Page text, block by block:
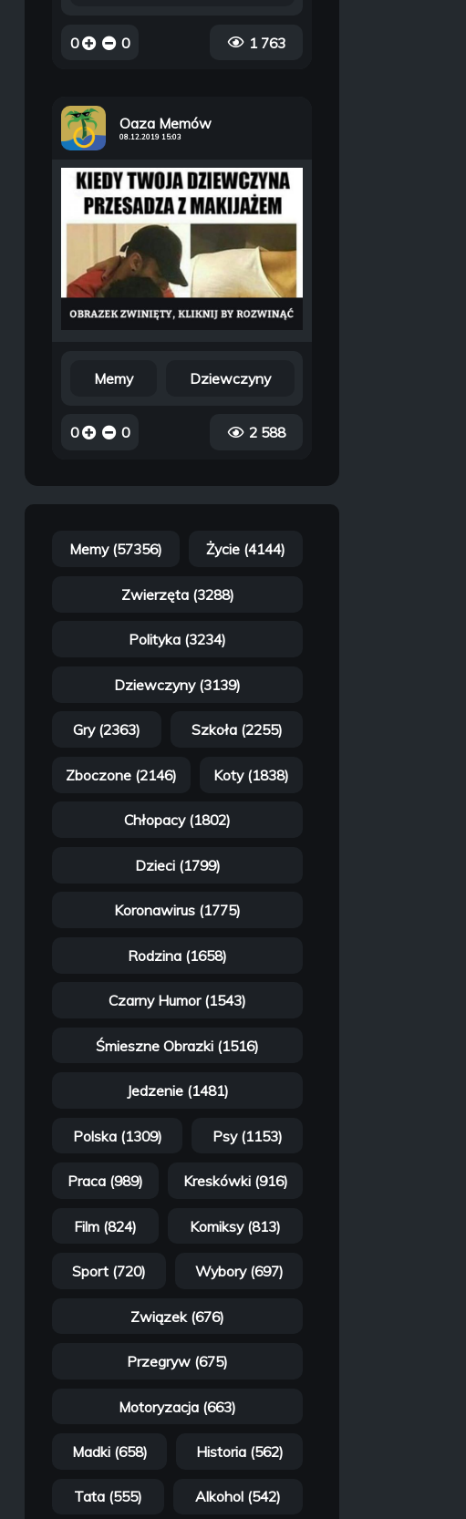
0 0 1 763
Oaza Memów
08.12.2019 15:03
Memy Dziewczyny
0 0 2 588
Memy (57356) Życie (4144)
Zwierzęta (3288)
Polityka (3234)
Dziewczyny (3139)
Gry (2363) Szkoła (2255)
Zboczone (2146) Koty (1838)
Chłopacy (1802)
Dzieci (1799)
Koronawirus (1775)
Rodzina (1658)
Czarny Humor (1543)
Śmieszne Obrazki (1516)
Jedzenie (1481)
Polska (1309) Psy (1153)
Praca (989) Kreskówki (916)
Film (824) Komiksy (813)
Sport (720) Wybory (697)
Związek (676)
Przegryw (675)
Motoryzacja (663)
Madki (658) Historia (562)
Tata (555) Alkohol (542)